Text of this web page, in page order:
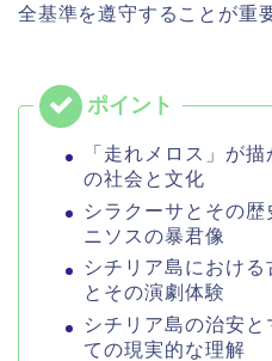
全基準を遵守することが重
「走れメロス」が
の社会と文化
シラクーサとその
ニソスの暴君像
シチリア島におけ
とその演劇体験
シチリア島の治安
ての現実的な理解